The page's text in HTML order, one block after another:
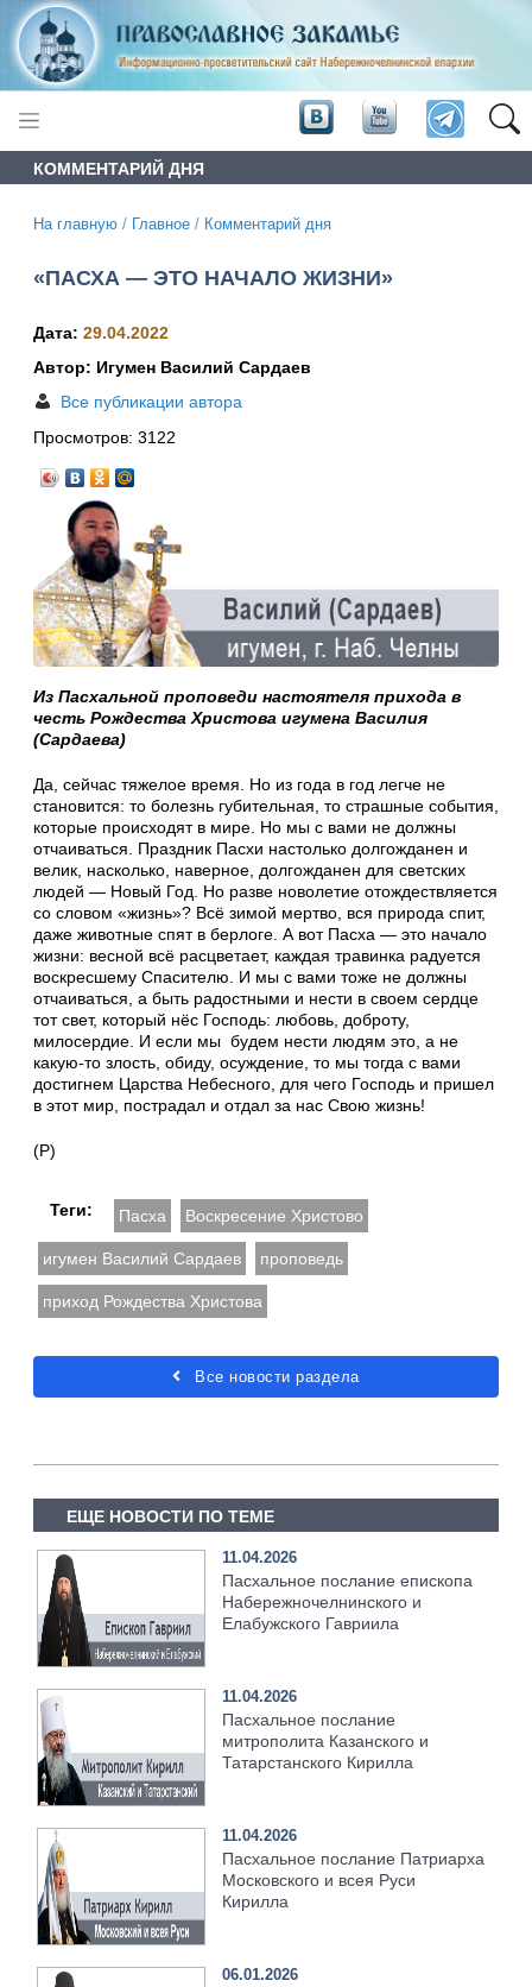
КОММЕНТАРИЙ ДНЯ
На главную / Главное / Комментарий дня
«ПАСХА — ЭТО НАЧАЛО ЖИЗНИ»
Дата: 29.04.2022
Автор: Игумен Василий Сардаев
Все публикации автора
Просмотров: 3122
Из Пасхальной проповеди настоятеля прихода в
честь Рождества Христова игумена Василия
(Сардаева)
Да, сейчас тяжелое время. Но из года в год легче не
становится: то болезнь губительная, то страшные события,
которые происходят в мире. Но мы с вами не должны
отчаиваться. Праздник Пасхи настолько долгожданен и
велик, насколько, наверное, долгожданен для светских
людей — Новый Год. Но разве новолетие отождествляется
со словом «жизнь»? Всё зимой мертво, вся природа спит,
даже животные спят в берлоге. А вот Пасха — это начало
жизни: весной всё расцветает, каждая травинка радуется
воскресшему Спасителю. И мы с вами тоже не должны
отчаиваться, а быть радостными и нести в своем сердце
тот свет, который нёс Господь: любовь, доброту,
милосердие. И если мы будем нести людям это, а не
какую-то злость, обиду, осуждение, то мы тогда с вами
достигнем Царства Небесного, для чего Господь и пришел
в этот мир, пострадал и отдал за нас Свою жизнь!
(Р)
Теги: Пасха Воскресение Христово
игумен Василий Сардаев проповедь
приход Рождества Христова
Все новости раздела
ЕЩЕ НОВОСТИ ПО ТЕМЕ
11.04.2026
Пасхальное послание епископа
Набережночелнинского и
Елабужского Гавриила
11.04.2026
Пасхальное послание
митрополита Казанского и
Татарстанского Кирилла
11.04.2026
Пасхальное послание Патриарха
Московского и всея Руси
Кирилла
06.01.2026